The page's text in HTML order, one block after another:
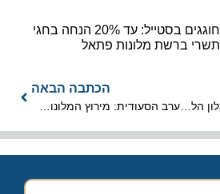
חוגגים בסטייל: עד 20% הנחה בחגי
תשרי ברשת מלונות פתאל
רשת אסטרל חושפת: מלון הלואו-קוסט החדש באילת ייקרא MOLO
הכתבה הבאה
ערב הסעודית: מירוץ המלונות הגדול בצל האטה